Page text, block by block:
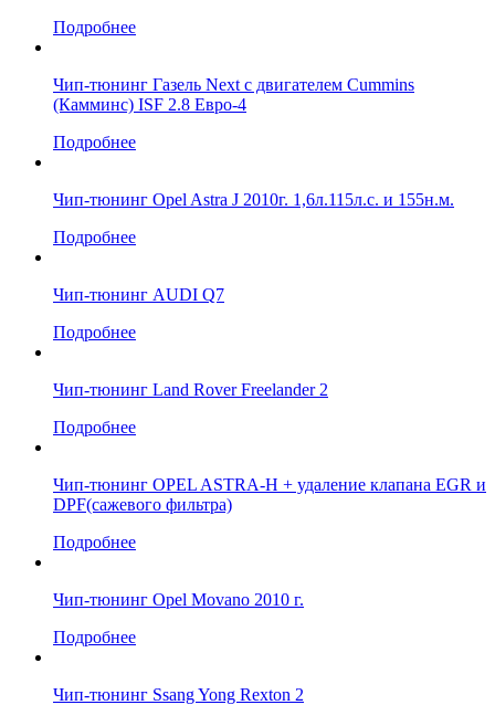
Подробнее
Чип-тюнинг Газель Next с двигателем Cummins
(Камминс) ISF 2.8 Евро-4
Подробнее
Чип-тюнинг Opel Astra J 2010г. 1,6л.115л.с. и 155н.м.
Подробнее
Чип-тюнинг AUDI Q7
Подробнее
Чип-тюнинг Land Rover Freelander 2
Подробнее
Чип-тюнинг OPEL ASTRA-H + удаление клапана EGR и
DPF(сажевого фильтра)
Подробнее
Чип-тюнинг Opel Movano 2010 г.
Подробнее
Чип-тюнинг Ssang Yong Rexton 2